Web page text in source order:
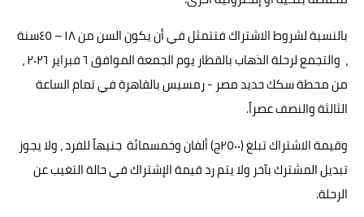
بالنسبة لشروط الاشتراك فتتمثل في أن يكون السن من ١٨ – ٤٥سنة
، والتجمع لرحلة الذهاب بالقطار يوم الجمعة الموافق ٦ فبراير ٢٠٢٦ ،
من محطة سكك حديد مصر - رمسيس بالقاهرة في تمام الساعة
الثالثة والنصف عصراً.
وقيمة الاشتراك تبلغ (٢٥٠٠ج) ألفان وخمسمائة جنيهاً للفرد ، ولا يجوز
تبديل المشترك بآخر ولا يتم رد قيمة الإشتراك في حالة التغيب عن
الرحلة.